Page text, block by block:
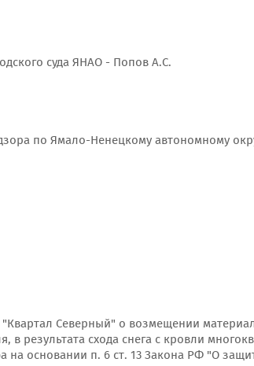
суда ЯНАО - Попов А.С.
по Ямало-Ненецкому автономному
Северный" о возмещении
в результата схода снега с кровли
на основании п. 6 ст. 13 Закона РФ "О